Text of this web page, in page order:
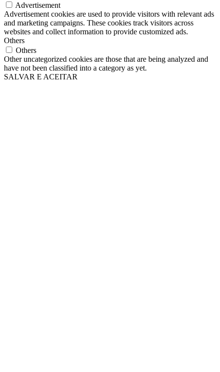
Advertisement
Advertisement cookies are used to provide visitors with relevant ads
and marketing campaigns. These cookies track visitors across
websites and collect information to provide customized ads.
Others
Others
Other uncategorized cookies are those that are being analyzed and
have not been classified into a category as yet.
SALVAR E ACEITAR